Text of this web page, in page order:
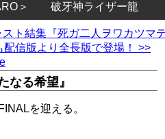
＞ 破牙神ライザー龍
ト結集『死ガ二人ヲワカツマデ
信版より全長版で登場！ >>
なる希望』
を迎える。